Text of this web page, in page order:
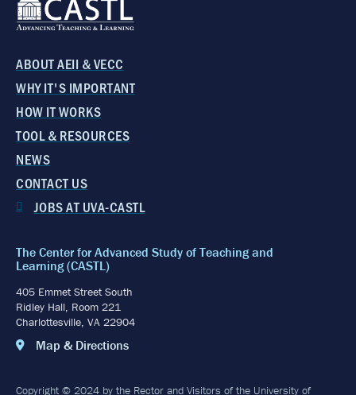
The Center for Advanced Study of Teaching and
Learning (CASTL)
405 Emmet Street South
Ridley Hall, Room 221
Charlottesville, VA 22904
Map & Directions
ABOUT AEII & VECC
WHY IT'S IMPORTANT
HOW IT WORKS
TOOL & RESOURCES
NEWS
CONTACT US
JOBS AT UVA-CASTL
Copyright © 2024 by the Rector and Visitors of the University of